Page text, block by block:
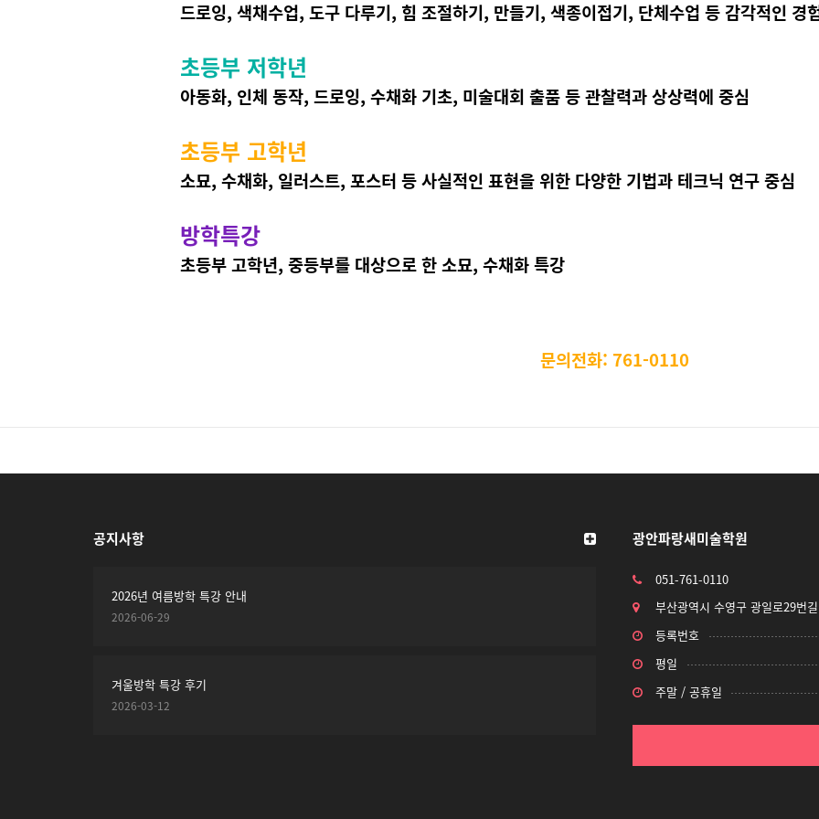
드로잉, 색채수업, 도구 다루기, 힘 조절하기, 만들기, 색종이접기, 단체수업 등 감각적인 경
초등부 저학년
아동화, 인체 동작, 드로잉, 수채화 기초, 미술대회 출품 등 관찰력과 상상력에 중심
초등부 고학년
소묘, 수채화, 일러스트, 포스터 등 사실적인 표현을 위한 다양한 기법과 테크닉 연구 중심
방학특강
초등부 고학년, 중등부를 대상으로 한 소묘, 수채화 특강
문의전화: 761-0110
공지사항
2026년 여름방학 특강 안내
2026-06-29
겨울방학 특강 후기
2026-03-12
광안파랑새미술학원
051-761-0110
부산광역시 수영구 광일로29번
등록번호
평일
주말 / 공휴일